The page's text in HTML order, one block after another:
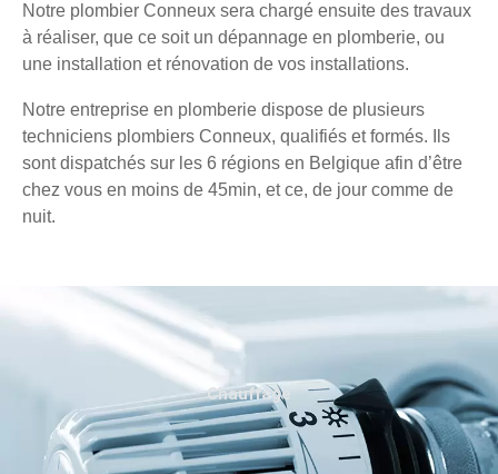
Notre plombier Conneux sera chargé ensuite des travaux
à réaliser, que ce soit un dépannage en plomberie, ou
une installation et rénovation de vos installations.
Notre entreprise en plomberie dispose de plusieurs
techniciens plombiers Conneux, qualifiés et formés. Ils
sont dispatchés sur les 6 régions en Belgique afin d’être
chez vous en moins de 45min, et ce, de jour comme de
nuit.
Chauffage